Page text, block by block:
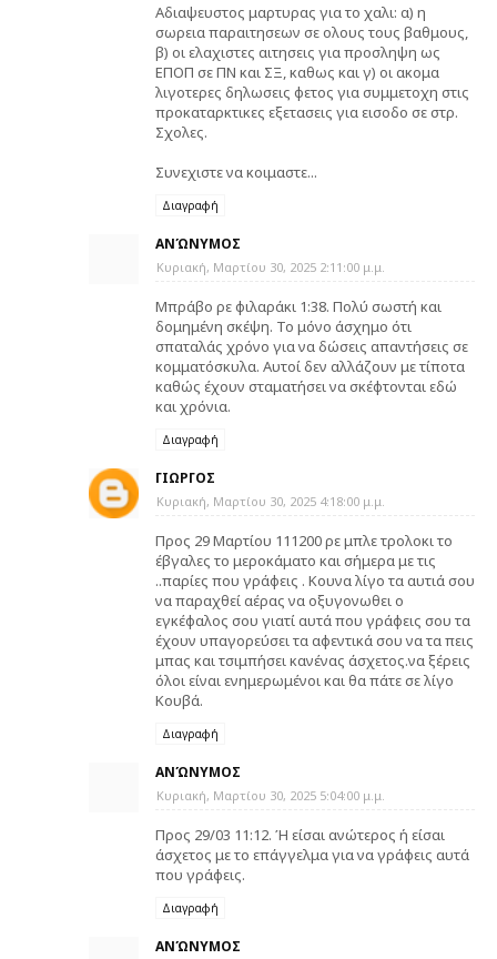
Αδιαψευστος μαρτυρας για το χαλι: α) η
σωρεια παραιτησεων σε ολους τους βαθμους,
β) οι ελαχιστες αιτησεις για προσληψη ως
ΕΠΟΠ σε ΠΝ και ΣΞ, καθως και γ) οι ακομα
λιγοτερες δηλωσεις φετος για συμμετοχη στις
προκαταρκτικες εξετασεις για εισοδο σε στρ.
Σχολες.
Συνεχιστε να κοιμαστε...
Διαγραφή
ΑΝΏΝΥΜΟΣ
Κυριακή, Μαρτίου 30, 2025 2:11:00 μ.μ.
Μπράβο ρε φιλαράκι 1:38. Πολύ σωστή και
δομημένη σκέψη. Το μόνο άσχημο ότι
σπαταλάς χρόνο για να δώσεις απαντήσεις σε
κομματόσκυλα. Αυτοί δεν αλλάζουν με τίποτα
καθώς έχουν σταματήσει να σκέφτονται εδώ
και χρόνια.
Διαγραφή
ΓΙΩΡΓΟΣ
Κυριακή, Μαρτίου 30, 2025 4:18:00 μ.μ.
Προς 29 Μαρτίου 111200 ρε μπλε τρολοκι το
έβγαλες το μεροκάματο και σήμερα με τις
..παρίες που γράφεις . Κουνα λίγο τα αυτιά σου
να παραχθεί αέρας να οξυγονωθει ο
εγκέφαλος σου γιατί αυτά που γράφεις σου τα
έχουν υπαγορεύσει τα αφεντικά σου να τα πεις
μπας και τσιμπήσει κανένας άσχετος.να ξέρεις
όλοι είναι ενημερωμένοι και θα πάτε σε λίγο
Κουβά.
Διαγραφή
ΑΝΏΝΥΜΟΣ
Κυριακή, Μαρτίου 30, 2025 5:04:00 μ.μ.
Προς 29/03 11:12. Ή είσαι ανώτερος ή είσαι
άσχετος με το επάγγελμα για να γράφεις αυτά
που γράφεις.
Διαγραφή
ΑΝΏΝΥΜΟΣ